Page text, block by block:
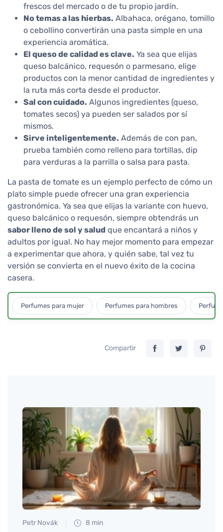
frescos del mercado o de tu propio jardín.
No temas a las hierbas. Albahaca, orégano, tomillo
o cebollino convertirán una pasta simple en una
experiencia aromática.
El queso de calidad es clave. Ya sea que elijas
queso balcánico, requesón o parmesano, elige
productos con la menor cantidad de ingredientes y
la ruta más corta desde el productor.
Sal con cuidado. Algunos ingredientes (queso,
tomates secos) ya pueden ser salados por sí
mismos.
Sirve inteligentemente. Además de con pan,
prueba también como relleno para tortillas, dip
para verduras a la parrilla o salsa para pasta.
La pasta de tomate es un ejemplo perfecto de cómo un
plato simple puede ofrecer una gran experiencia
gastronómica. Ya sea que elijas la variante con huevo,
queso balcánico o requesón, siempre obtendrás un
sabor lleno de sol y salud que encantará a niños y
adultos por igual. No hay mejor momento para empezar
a experimentar que ahora, y quién sabe, tal vez tu
versión se convierta en el nuevo éxito de la cocina
casera.
Perfumes para mujer Perfumes para hombres
Compartir
Petr Novák 8 min